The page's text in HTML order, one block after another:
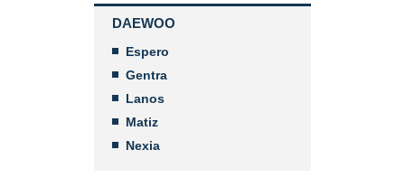
DAEWOO
Espero
Gentra
Lanos
Matiz
Nexia